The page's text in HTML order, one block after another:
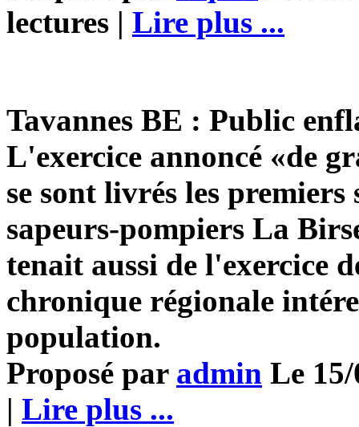
lectures | Lire plus ...
Tavannes BE : Public
L'exercice annoncé «de
se sont livrés les premiers
sapeurs-pompiers La
tenait aussi de l'exercice
chronique régionale
population.
Proposé par admin Le
| Lire plus ...